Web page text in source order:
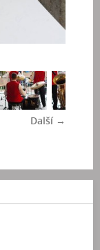
Další →